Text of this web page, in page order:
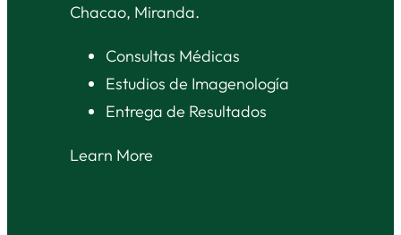
Chacao, Miranda.
Consultas Médicas
Estudios de Imagenología
Entrega de Resultados
Learn More